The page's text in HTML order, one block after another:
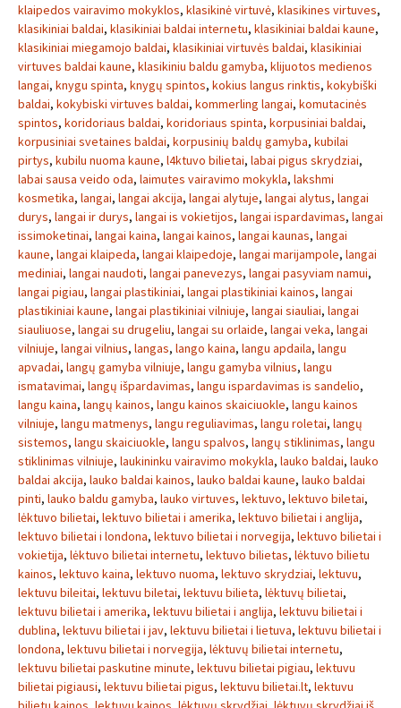
klaipedos vairavimo mokyklos, klasikinė virtuvė, klasikines virtuves,
klasikiniai baldai, klasikiniai baldai internetu, klasikiniai baldai kaune,
klasikiniai miegamojo baldai, klasikiniai virtuvės baldai, klasikiniai
virtuves baldai kaune, klasikiniu baldu gamyba, klijuotos medienos
langai, knygu spinta, knygų spintos, kokius langus rinktis, kokybiški
baldai, kokybiski virtuves baldai, kommerling langai, komutacinės
spintos, koridoriaus baldai, koridoriaus spinta, korpusiniai baldai,
korpusiniai svetaines baldai, korpusinių baldų gamyba, kubilai
pirtys, kubilu nuoma kaune, l4ktuvo bilietai, labai pigus skrydziai,
labai sausa veido oda, laimutes vairavimo mokykla, lakshmi
kosmetika, langai, langai akcija, langai alytuje, langai alytus, langai
durys, langai ir durys, langai is vokietijos, langai ispardavimas, langai
issimoketinai, langai kaina, langai kainos, langai kaunas, langai
kaune, langai klaipeda, langai klaipedoje, langai marijampole, langai
mediniai, langai naudoti, langai panevezys, langai pasyviam namui,
langai pigiau, langai plastikiniai, langai plastikiniai kainos, langai
plastikiniai kaune, langai plastikiniai vilniuje, langai siauliai, langai
siauliuose, langai su drugeliu, langai su orlaide, langai veka, langai
vilniuje, langai vilnius, langas, lango kaina, langu apdaila, langu
apvadai, langų gamyba vilniuje, langu gamyba vilnius, langu
ismatavimai, langų išpardavimas, langu ispardavimas is sandelio,
langu kaina, langų kainos, langu kainos skaiciuokle, langu kainos
vilniuje, langu matmenys, langu reguliavimas, langu roletai, langų
sistemos, langu skaiciuokle, langu spalvos, langų stiklinimas, langu
stiklinimas vilniuje, laukininku vairavimo mokykla, lauko baldai, lauko
baldai akcija, lauko baldai kainos, lauko baldai kaune, lauko baldai
pinti, lauko baldu gamyba, lauko virtuves, lektuvo, lektuvo biletai,
lėktuvo bilietai, lektuvo bilietai i amerika, lektuvo bilietai i anglija,
lektuvo bilietai i londona, lektuvo bilietai i norvegija, lektuvo bilietai i
vokietija, lėktuvo bilietai internetu, lektuvo bilietas, lėktuvo bilietu
kainos, lektuvo kaina, lektuvo nuoma, lektuvo skrydziai, lektuvu,
lektuvu bileitai, lektuvu biletai, lektuvu bilieta, lėktuvų bilietai,
lektuvu bilietai i amerika, lektuvu bilietai i anglija, lektuvu bilietai i
dublina, lektuvu bilietai i jav, lektuvu bilietai i lietuva, lektuvu bilietai i
londona, lektuvu bilietai i norvegija, lėktuvų bilietai internetu,
lektuvu bilietai paskutine minute, lektuvu bilietai pigiau, lektuvu
bilietai pigiausi, lektuvu bilietai pigus, lektuvu bilietai.lt, lektuvu